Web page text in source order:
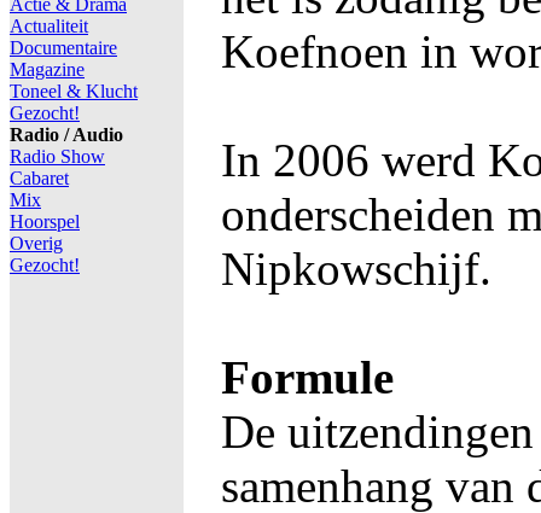
Actie & Drama
Actualiteit
Documentaire
Magazine
Toneel & Klucht
Gezocht!
Radio / Audio
Radio Show
Cabaret
Mix
Hoorspel
Overig
Gezocht!
Koefnoen in
In 2006 werd
onderscheiden
Nipkowschijf.
Formule
De
samenhang van